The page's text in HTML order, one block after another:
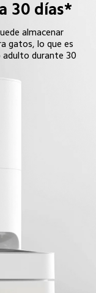
30 días*
almacenar
gatos, lo que es
adulto durante 30